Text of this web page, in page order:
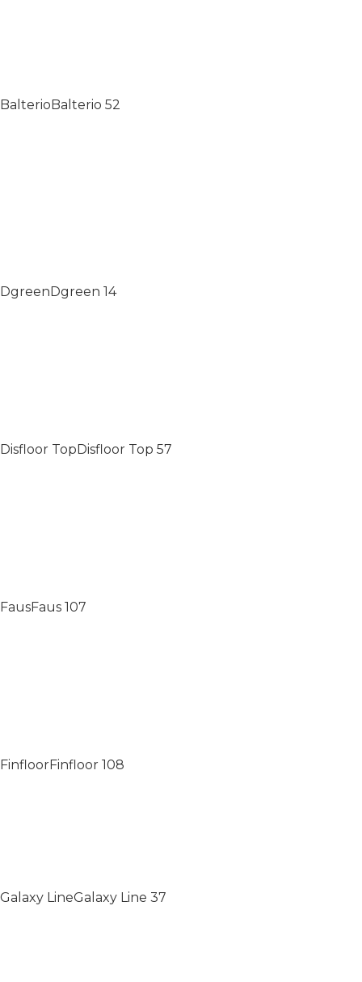
BalterioBalterio 52
DgreenDgreen 14
Disfloor TopDisfloor Top 57
FausFaus 107
FinfloorFinfloor 108
Galaxy LineGalaxy Line 37